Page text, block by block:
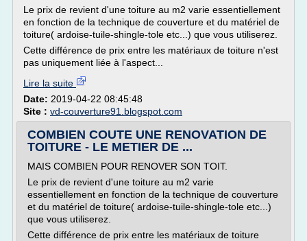
Le prix de revient d'une toiture au m2 varie essentiellement
en fonction de la technique de couverture et du matériel de
toiture( ardoise-tuile-shingle-tole etc...) que vous utiliserez.
Cette différence de prix entre les matériaux de toiture n'est
pas uniquement liée à l'aspect...
Lire la suite
Date: 2019-04-22 08:45:48
Site : vd-couverture91.blogspot.com
COMBIEN COUTE UNE RENOVATION DE
TOITURE - LE METIER DE ...
MAIS COMBIEN POUR RENOVER SON TOIT.
Le prix de revient d'une toiture au m2 varie
essentiellement en fonction de la technique de couverture
et du matériel de toiture( ardoise-tuile-shingle-tole etc...)
que vous utiliserez.
Cette différence de prix entre les matériaux de toiture